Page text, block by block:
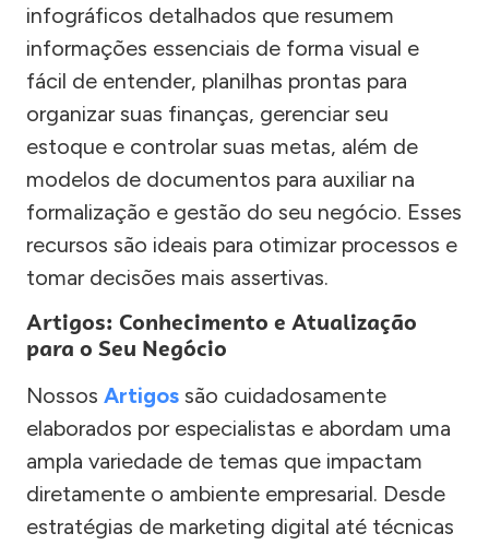
infográficos detalhados que resumem
informações essenciais de forma visual e
fácil de entender, planilhas prontas para
organizar suas finanças, gerenciar seu
estoque e controlar suas metas, além de
modelos de documentos para auxiliar na
formalização e gestão do seu negócio. Esses
recursos são ideais para otimizar processos e
tomar decisões mais assertivas.
Artigos: Conhecimento e Atualização
para o Seu Negócio
Nossos Artigos são cuidadosamente
elaborados por especialistas e abordam uma
ampla variedade de temas que impactam
diretamente o ambiente empresarial. Desde
estratégias de marketing digital até técnicas